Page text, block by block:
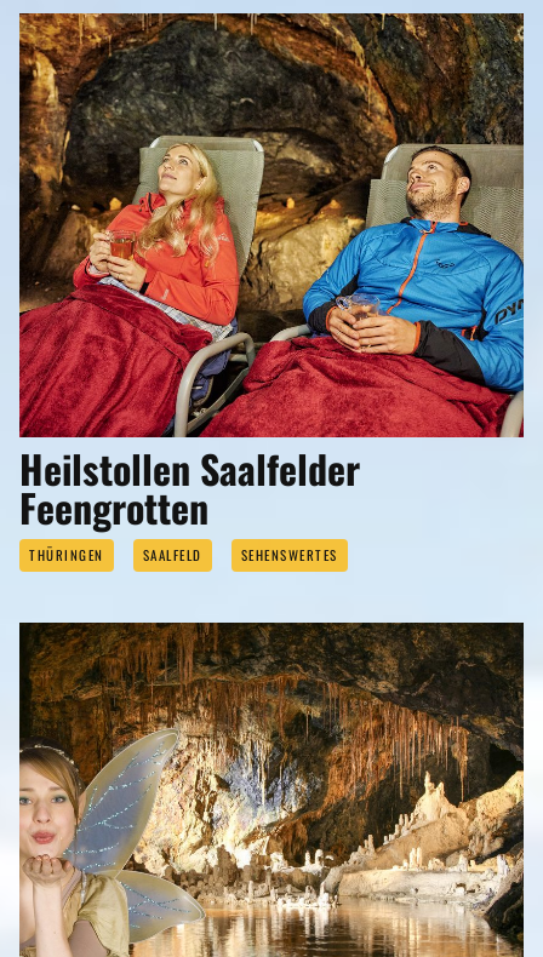
Heilstollen Saalfelder
Feengrotten
THÜRINGEN SAALFELD SEHENSWERTES